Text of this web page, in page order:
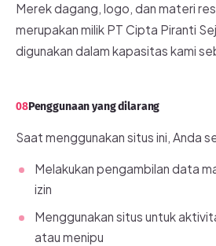
Merek dagang, logo, dan materi
merupakan milik PT Cipta Piranti
digunakan dalam kapasitas kami
08Penggunaan yang dilarang
Saat menggunakan situs ini, Anda
Melakukan pengambilan data
izin
Menggunakan situs untuk
atau menipu